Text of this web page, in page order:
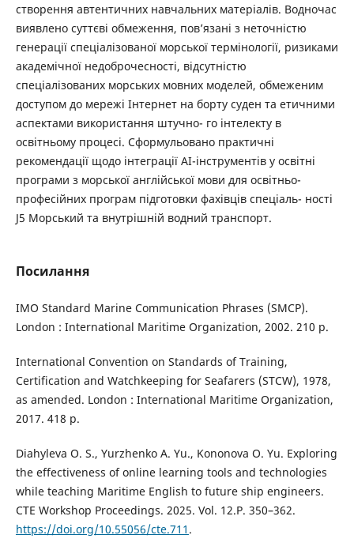
створення автентичних навчальних матеріалів. Водночас
виявлено суттєві обмеження, пов’язані з неточністю
генерації спеціалізованої морської термінології, ризиками
академічної недоброчесності, відсутністю
спеціалізованих морських мовних моделей, обмеженим
доступом до мережі Інтернет на борту суден та етичними
аспектами використання штучно- го інтелекту в
освітньому процесі. Сформульовано практичні
рекомендації щодо інтеграції AI-інструментів у освітні
програми з морської англійської мови для освітньо-
професійних програм підготовки фахівців спеціаль- ності
J5 Морський та внутрішній водний транспорт.
Посилання
IMO Standard Marine Communication Phrases (SMCP).
London : International Maritime Organization, 2002. 210 p.
International Convention on Standards of Training,
Certification and Watchkeeping for Seafarers (STCW), 1978,
as amended. London : International Maritime Organization,
2017. 418 p.
Diahyleva O. S., Yurzhenko A. Yu., Kononova O. Yu. Exploring
the effectiveness of online learning tools and technologies
while teaching Maritime English to future ship engineers.
CTE Workshop Proceedings. 2025. Vol. 12.P. 350–362.
https://doi.org/10.55056/cte.711 .